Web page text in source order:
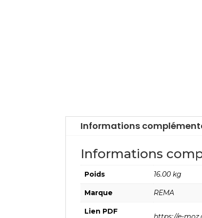
Informations
Informations
Poids 16.00 kg
Marque REMA
Lien PDF